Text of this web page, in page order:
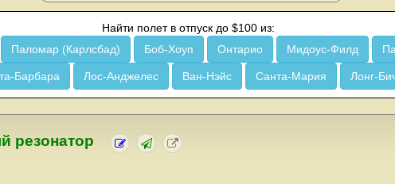
Найти полет в отпуск до $100 из:
Паломар (Карлсбад) Боб-Хоуп Онтарио Мидоус-Филд
Барбара Лос-Анджелес Ван-Нэйс Санта-Мария Лонг-
резонатор